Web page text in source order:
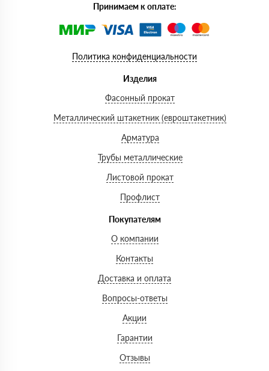
Принимаем к оплате:
Политика конфиденциальности
Изделия
Фасонный прокат
Металлический штакетник (евроштакетник)
Арматура
Трубы металлические
Листовой прокат
Профлист
Покупателям
О компании
Контакты
Доставка и оплата
Вопросы-ответы
Акции
Гарантии
Отзывы